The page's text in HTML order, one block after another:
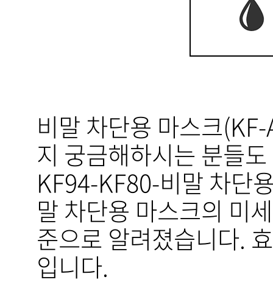
비말 차단용 마스크
지 궁금해하시는 분들
KF94-KF80-비말 차단
말 차단용 마스크의 미
준으로 알려졌습니다.
입니다.